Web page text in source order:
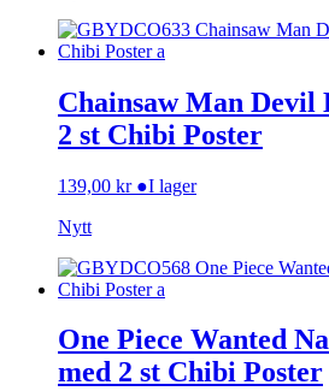
Chainsaw Man Devil
2 st Chibi Poster
139,00 kr ●I lager
Nytt
One Piece Wanted
med 2 st Chibi Poster